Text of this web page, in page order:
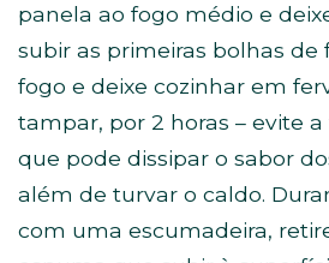
panela ao fogo médio e
subir as primeiras bolhas de
fogo e deixe cozinhar em
tampar, por 2 horas – evite
que pode dissipar o sabor
além de turvar o caldo.
com uma escumadeira,